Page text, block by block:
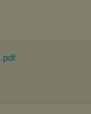
.pdf